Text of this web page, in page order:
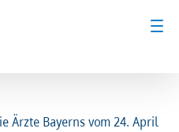
Ärzte Bayerns vom 24. April